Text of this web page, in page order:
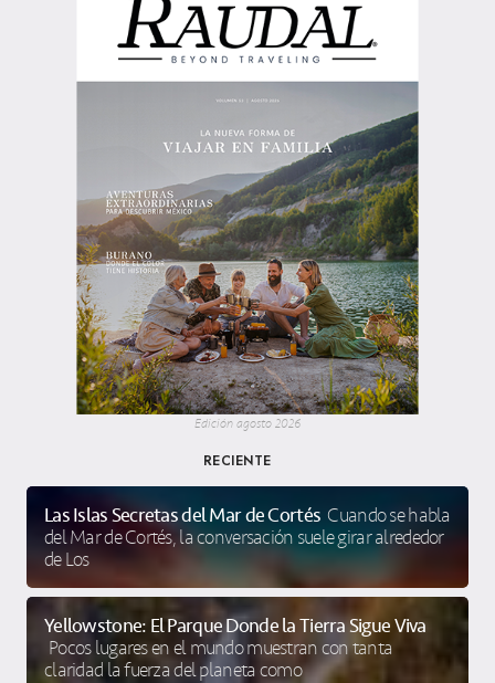
Edición agosto 2026
RECIENTE
Las Islas Secretas del Mar de Cortés Cuando se habla
del Mar de Cortés, la conversación suele girar alrededor
de Los
Yellowstone: El Parque Donde la Tierra Sigue Viva
Pocos lugares en el mundo muestran con tanta
claridad la fuerza del planeta como